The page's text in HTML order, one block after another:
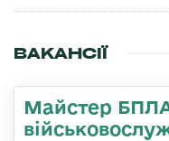
ВАКАНСІЇ
Майстер